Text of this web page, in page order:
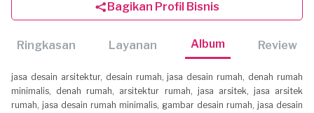
Bagikan Profil Bisnis
Ringkasan Layanan Album Review
jasa desain arsitektur, desain rumah, jasa desain rumah, denah rumah
minimalis, denah rumah, arsitektur rumah, jasa arsitek, jasa arsitek
rumah, jasa desain rumah minimalis, gambar desain rumah, jasa desain